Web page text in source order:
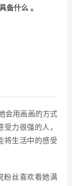
备什么 。
会用画画的方式
力很强的人，
将生活中的感受
粉丝喜欢看她满